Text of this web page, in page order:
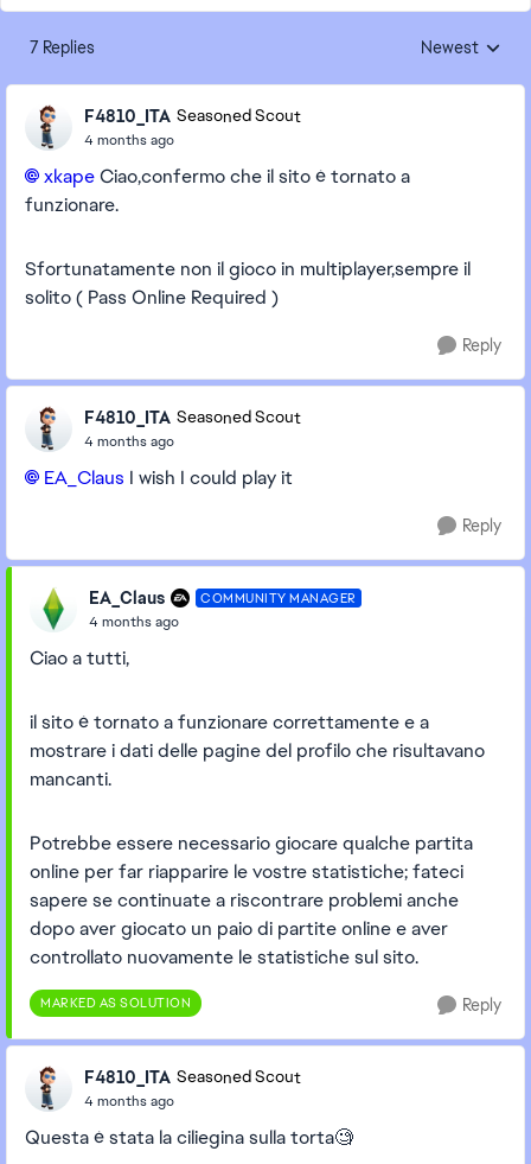
7 Replies Replies sorted
Newest
F4810_ITA Seasoned Scout
4 months ago
xkape​Ciao,confermo che il sito è tornato a
funzionare.
Sfortunatamente non il gioco in multiplayer,sempre il
solito ( Pass Online Required )
Reply
F4810_ITA Seasoned Scout
4 months ago
EA_Claus​ I wish I could play it
Reply
EA_Claus COMMUNITY MANAGER
4 months ago
Ciao a tutti,
il sito è tornato a funzionare correttamente e a
mostrare i dati delle pagine del profilo che risultavano
mancanti.
Potrebbe essere necessario giocare qualche partita
online per far riapparire le vostre statistiche; fateci
sapere se continuate a riscontrare problemi anche
dopo aver giocato un paio di partite online e aver
controllato nuovamente le statistiche sul sito.
MARKED AS SOLUTION Reply
F4810_ITA Seasoned Scout
4 months ago
Questa è stata la ciliegina sulla torta🧐